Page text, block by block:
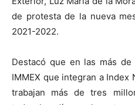
de protesta de la nueva
2021-2022.
Destacó que en las más
IMMEX que integran a Index
trabajan más de tres